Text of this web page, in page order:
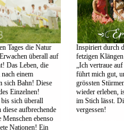
Tages die Natur
überall auf
Das Leben, die
einem
sich Bahn! Diese
Einzelnen!
sich überall
aufbrechende
ebenso
Nationen! Ein
Inspiriert durch
fetzigen
„Ich vertraue
führt mich gut,
grössten
wieder erleben,
im Stich lässt.
vergessen!